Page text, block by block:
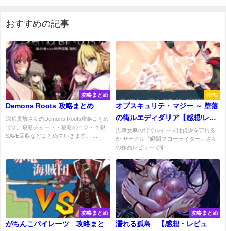
おすすめの記事
攻略まとめ
Demons Roots 攻略まとめ
深爪貴族さんのDemons Roots攻略まとめ
です。攻略チャート・攻略のコツ・回想
SAVE回収などまとめていきます。 ...
RPG
オプスキュリテ・マジー ～ 堕落
の街ルエディダリア【感想/レビ
ュー/攻略】
男尊女卑の街でルイーズは貞操を守れる
か サークル『瞬間フローライター』さん
の作品レビューです！...
攻略まとめ
がちんこパイレーツ 攻略まと
攻略まとめ
濡れる孤島 【感想・レビュ